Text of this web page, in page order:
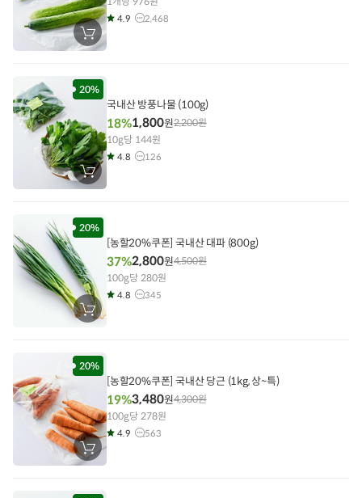
장
바
에
담
기
4.9 2,468
20%
장
바
에
담
기
국내산 방풍나물 (100g)
18%1,800원2,200원
10g당 144원
4.8 126
20%
장
바
에
담
기
[농할20%쿠폰] 국내산 대파 (800g)
37%2,800원4,500원
100g당 280원
4.8 345
20%
장
바
에
[농할20%쿠폰] 국내산 당근 (1kg, 상~특)
19%3,480원4,300원
100g당 278원
4.9 563